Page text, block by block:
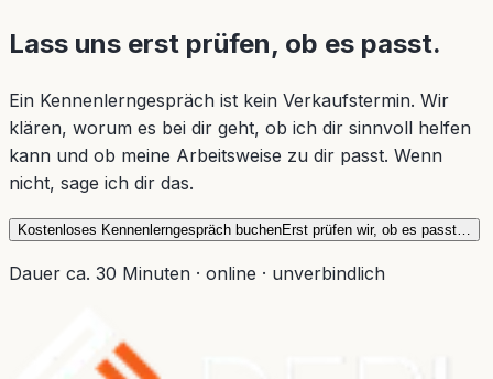
Lass uns erst prüfen, ob es passt.
Ein Kennenlerngespräch ist kein Verkaufstermin. Wir
klären, worum es bei dir geht, ob ich dir sinnvoll helfen
kann und ob meine Arbeitsweise zu dir passt. Wenn
nicht, sage ich dir das.
Kostenloses Kennenlerngespräch buchenErst prüfen wir, ob es passt…
Dauer ca. 30 Minuten · online · unverbindlich